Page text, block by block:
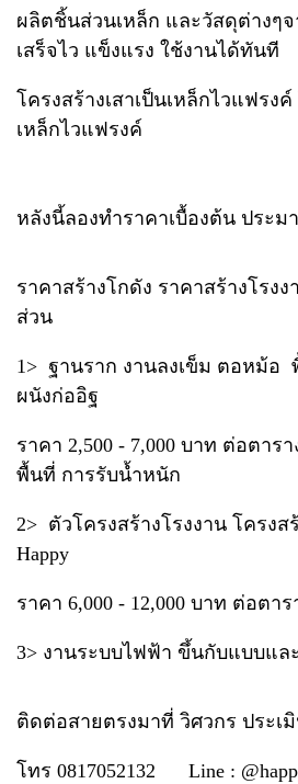
ผลิตชิ้นส่วนเหล็ก และวัสดุต่างๆ
เสร็จไว แข็งแรง ใช้งานได้ทันที
โครงสร้างเสาเป็นเหล็กไวแฟรง
เหล็กไวแฟรงค์
หลังนี้ลองทำราคาเบื้องต้น ประม
ราคาสร้างโกดัง ราคาสร้างโรง
ส่วน
1> ฐานราก งานลงเข็ม ตอหม้อ
ผนังก่ออิฐ
ราคา 2,500 - 7,000 บาท ต่อตาร
พื้นที่ การรับน้ำหนัก
2> ตัวโครงสร้างโรงงาน โครงส
Happy
ราคา 6,000 - 12,000 บาท ต่อตาร
3> งานระบบไฟฟ้า ขึ้นกับแบบแล
ติดต่อสายตรงมาที่ วิศวกร ประเ
โทร 0817052132 Line :